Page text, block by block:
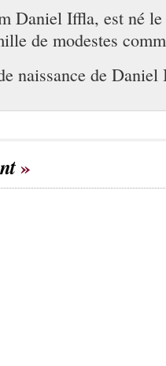
Daniel Iffla, est né
de modestes
naissance de Daniel